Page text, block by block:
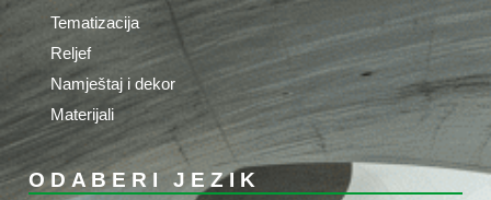
Tematizacija
Reljef
Namještaj i dekor
Materijali
ODABERI JEZIK